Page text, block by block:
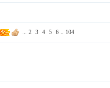
... 2 3 4 5 6 .. 104